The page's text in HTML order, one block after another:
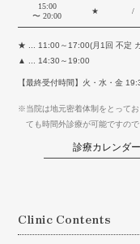
15:00
〜 20:00
★ /
★ ... 11:00～17:00(月1回 不定
▲ ... 14:30～19:00
【最終受付時間】火・水・金
※当院は地元密着体制をとって
ても時間外診療が可能ですの
診療カレンダー
Clinic Contents